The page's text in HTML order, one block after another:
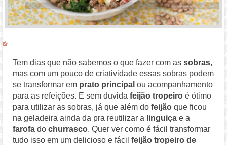
Tem dias que não sabemos o que fazer com as sobras,
mas com um pouco de criatividade essas sobras podem
se transformar em prato principal ou acompanhamento
para as refeições. E sem duvidafeijão tropeiro é ótimo
para utilizar as sobras, já que além do feijão que ficou
na geladeira ainda da pra reutilizar a linguiça e a
farofa dochurrasco. Quer ver como é fácil transformar
tudo isso em um delicioso e fácilfeijão tropeiro de